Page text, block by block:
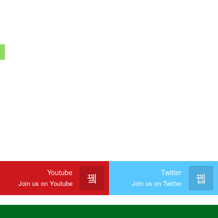
Twitter
Join us on Twitter
Youtube
Join us on Youtube